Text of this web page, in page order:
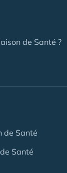
de Santé ?
de Santé
Santé